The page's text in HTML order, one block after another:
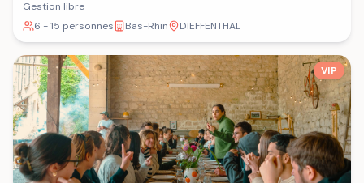
Gestion libre
6 - 15 personnes
Bas-Rhin DIEFFENTHAL
VIP